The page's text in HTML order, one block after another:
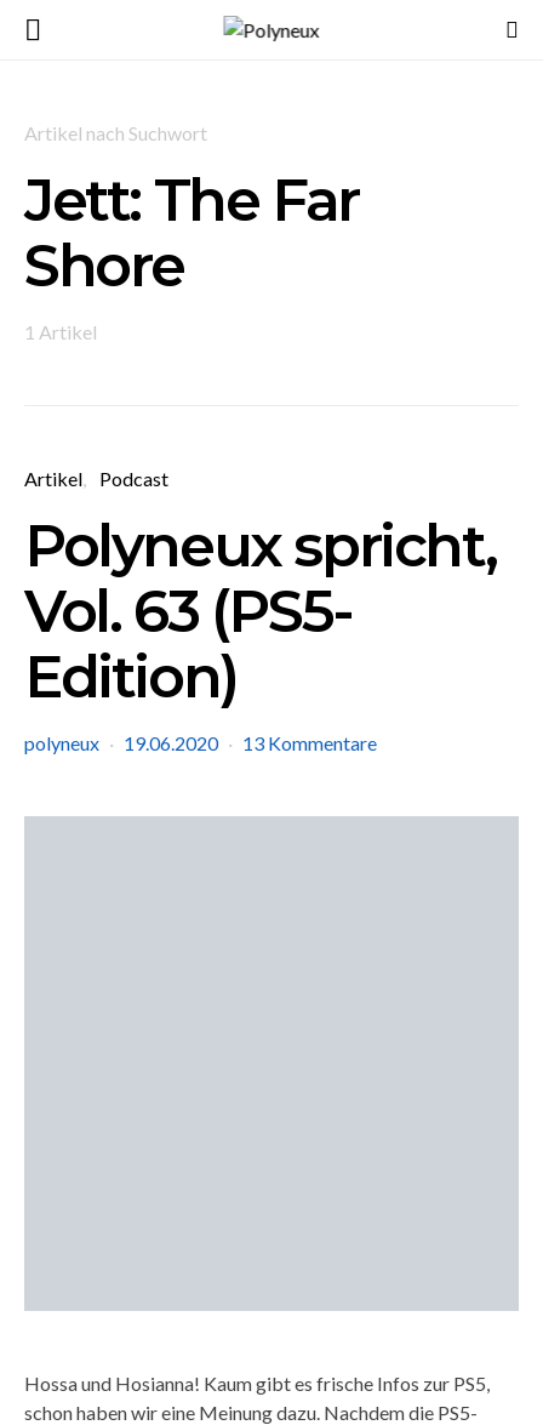
Artikel nach Suchwort
Jett: The Far
Shore
1 Artikel
Artikel Podcast
Polyneux spricht,
Vol. 63 (PS5-
Edition)
polyneux 19.06.2020 13 Kommentare
Hossa und Hosianna! Kaum gibt es frische Infos zur PS5,
schon haben wir eine Meinung dazu. Nachdem die PS5-